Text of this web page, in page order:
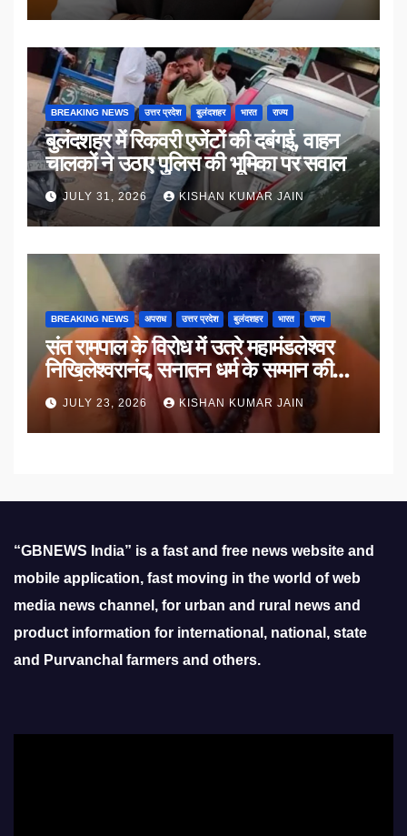
BREAKING NEWS उत्तर प्रदेश बुलंदशहर भारत राज्य
बुलंदशहर में रिकवरी एजेंटों की दबंगई, वाहन
चालकों ने उठाए पुलिस की भूमिका पर सवाल
JULY 31, 2026 KISHAN KUMAR JAIN
BREAKING NEWS अपराध उत्तर प्रदेश बुलंदशहर भारत राज्य
संत रामपाल के विरोध में उतरे महामंडलेश्वर
निखिलेश्वरानंद, सनातन धर्म के सम्मान की
उठाई मांग
JULY 23, 2026 KISHAN KUMAR JAIN
“GBNEWS India” is a fast and free news website and
mobile application, fast moving in the world of web
media news channel, for urban and rural news and
product information for international, national, state
and Purvanchal farmers and others.